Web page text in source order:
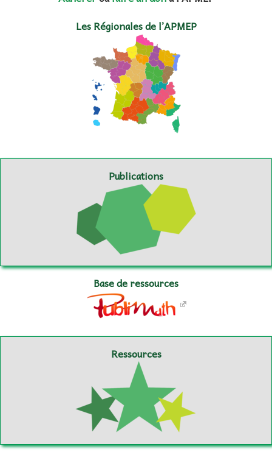
Les Régionales de l’APMEP
Publications
Base de ressources
Ressources